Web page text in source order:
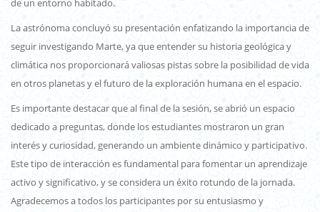
de un entorno habitado.
La astrónoma concluyó su presentación enfatizando la importancia de
seguir investigando Marte, ya que entender su historia geológica y
climática nos proporcionará valiosas pistas sobre la posibilidad de vida
en otros planetas y el futuro de la exploración humana en el espacio.
Es importante destacar que al final de la sesión, se abrió un espacio
dedicado a preguntas, donde los estudiantes mostraron un gran
interés y curiosidad, generando un ambiente dinámico y participativo.
Este tipo de interacción es fundamental para fomentar un aprendizaje
activo y significativo, y se considera un éxito rotundo de la jornada.
Agradecemos a todos los participantes por su entusiasmo y